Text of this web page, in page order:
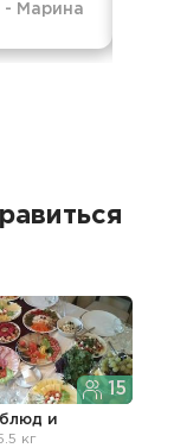
- Марина
15
и
кг